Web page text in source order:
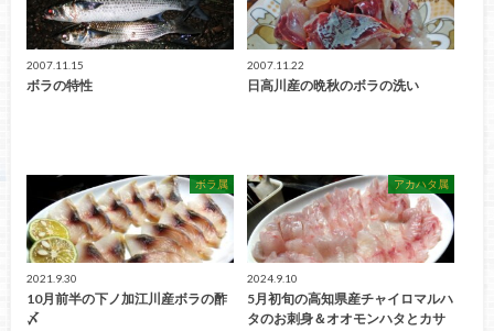
2007.11.15
ボラの特性
2007.11.22
日高川産の晩秋のボラの洗い
ボラ属
2021.9.30
10月前半の下ノ加江川産ボラの酢
〆
アカハタ属
2024.9.10
5月初旬の高知県産チャイロマルハ
タのお刺身＆オオモンハタとカサ